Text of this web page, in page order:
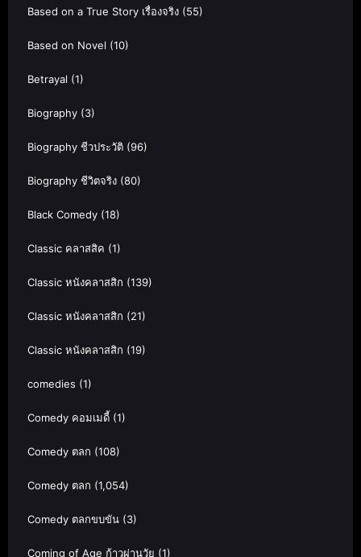
Based on a True Story เรื่องจริง (55)
Based on Novel (10)
Betrayal (1)
Biography (3)
Biography ชีวประวัติ (96)
Biography ชีวิตจริง (80)
Black Comedy (18)
Classic คลาสสิค (1)
Classic หนังคลาสสิก (139)
Classic หนังคลาสสิก (21)
Classic หนังคลาสสิก (19)
comedies (1)
Comedy คอมเมดี้ (1)
Comedy ตลก (108)
Comedy ตลก (1,054)
Comedy ตลกขบขัน (3)
Coming of Age ก้าวผ่านวัย (1)